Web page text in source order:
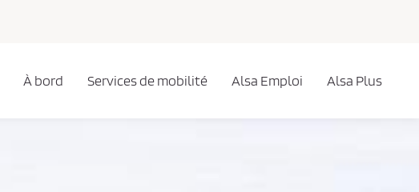
À bord Services de mobilité Alsa Emploi Alsa Plus